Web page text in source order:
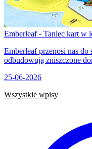
Emberleaf - Taniec kart w
Emberleaf przenosi nas
odbudowują zniszczone
25-06-2026
Wszystkie wpisy